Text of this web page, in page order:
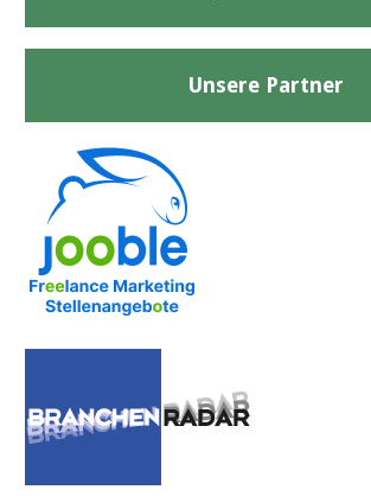
Unsere Partner